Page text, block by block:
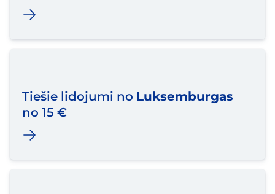
Tiešie lidojumi no Luksemburgas
no 15 €